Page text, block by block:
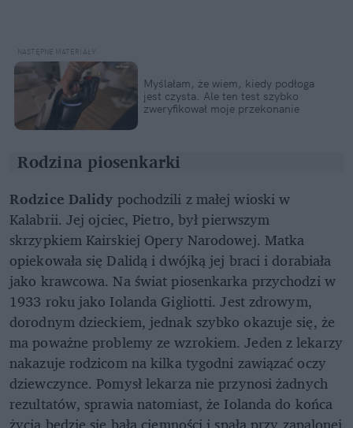
Myślałam, że wiem, kiedy podłoga
jest czysta. Ale ten test szybko
zweryfikował moje przekonanie
Rodzina piosenkarki
Rodzice Dalidy pochodzili z małej wioski w
Kalabrii. Jej ojciec, Pietro, był pierwszym
skrzypkiem Kairskiej Opery Narodowej. Matka
opiekowała się Dalidą i dwójką jej braci i dorabiała
jako krawcowa. Na świat piosenkarka przychodzi w
1933 roku jako Iolanda Gigliotti. Jest zdrowym,
dorodnym dzieckiem, jednak szybko okazuje się, że
ma poważne problemy ze wzrokiem. Jeden z lekarzy
nakazuje rodzicom na kilka tygodni zawiązać oczy
dziewczynce. Pomysł lekarza nie przynosi żadnych
rezultatów, sprawia natomiast, że Iolanda do końca